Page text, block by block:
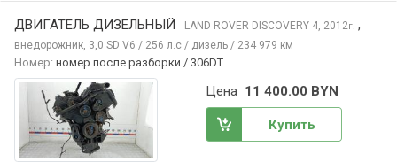
ДВИГАТЕЛЬ ДИЗЕЛЬНЫЙ LAND ROVER DISCOVERY 4, 2012г. ,
внедорожник, 3,0 SD V6 / 256 л.с / дизель / 234 979 км
Номер: номер после разборки / 306DT
Цена 11 400.00 BYN
Купить